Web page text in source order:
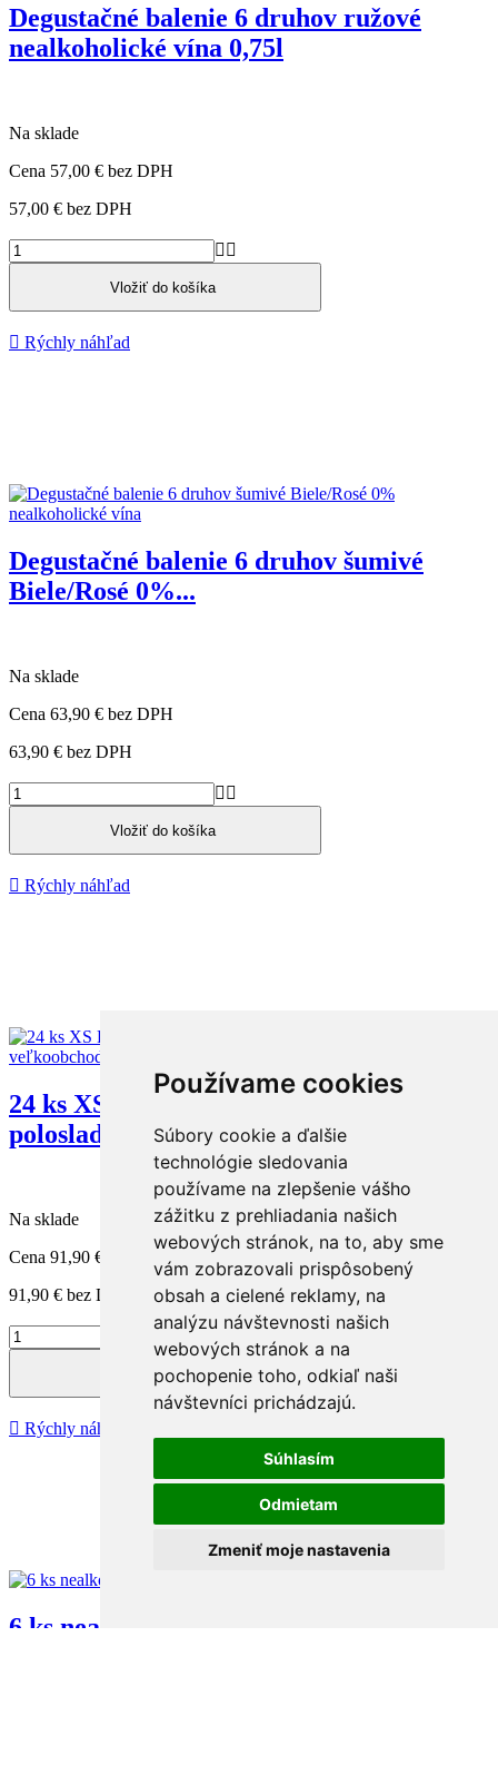
Používame cookies
Súbory cookie a ďalšie
technológie sledovania
používame na zlepšenie vášho
zážitku z prehliadania našich
webových stránok, na to, aby sme
vám zobrazovali prispôsobený
obsah a cielené reklamy, na
analýzu návštevnosti našich
webových stránok a na
pochopenie toho, odkiaľ naši
návštevníci prichádzajú.
Súhlasím
Odmietam
Zmeniť moje nastavenia
Degustačné balenie 6 druhov ružové
nealkoholické vína 0,75l
Na sklade
Cena 57,00 € bez DPH
57,00 € bez DPH
 
Vložiť do košíka
 Rýchly náhľad
Degustačné balenie 6 druhov šumivé
Biele/Rosé 0%...
Na sklade
Cena 63,90 € bez DPH
63,90 € bez DPH
 
Vložiť do košíka
 Rýchly náhľad
24 ks XS Pierre 0% Rosé šumivé ružové
polosladké nealko...
Na sklade
Cena 91,90 €
bez DPH
91,90 € bez DPH
Vložiť do košíka
 Rýchly náhľad
6 ks nealko víno Pierre Zero polosladké